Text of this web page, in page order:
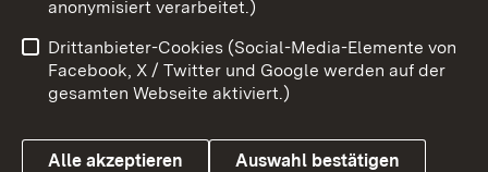
Benutzungshinweise
Barrierefreiheit
Datenschutz
Cookies
anonymisiert verarbeitet.)
Drittanbieter-Cookies (Social-Media-Elemente von
Facebook, X / Twitter und Google werden auf der
gesamten Webseite aktiviert.)
Alle akzeptieren Auswahl bestätigen